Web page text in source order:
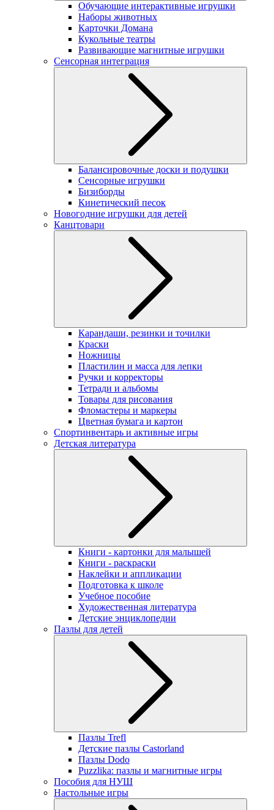
Обучающие интерактивные игрушки
Наборы животных
Карточки Домана
Кукольные театры
Развивающие магнитные игрушки
Сенсорная интеграция
Балансировочные доски и подушки
Сенсорные игрушки
Бизиборды
Кинетический песок
Новогодние игрушки для детей
Канцтовари
Карандаши, резинки и точилки
Краски
Ножницы
Пластилин и масса для лепки
Ручки и корректоры
Тетради и альбомы
Товары для рисования
Фломастеры и маркеры
Цветная бумага и картон
Спортинвентарь и активные игры
Детская литература
Книги - картонки для малышей
Книги - раскраски
Наклейки и аппликации
Подготовка к школе
Учебное пособие
Художественная литература
Детские энциклопедии
Пазлы для детей
Пазлы Trefl
Детские пазлы Castorland
Пазлы Dodo
Puzzlika: пазлы и магнитные игры
Пособия для НУШ
Настольные игры